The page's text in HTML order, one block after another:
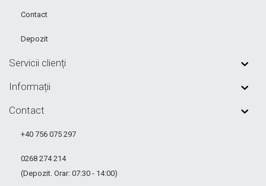
Contact
Depozit
Servicii clienți
Informații
Contact
+40 756 075 297
0268 274 214
(Depozit. Orar: 07:30 - 14:00)